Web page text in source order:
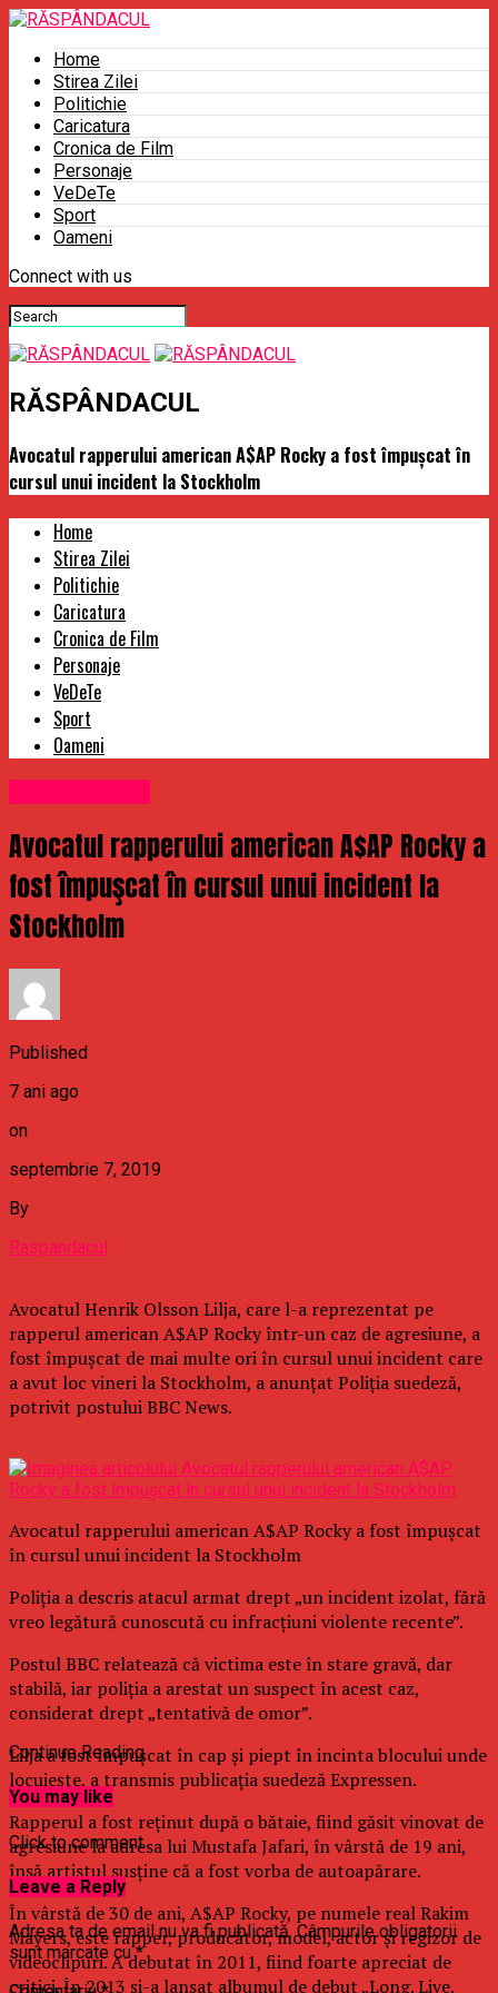
Home
Stirea Zilei
Politichie
Caricatura
Cronica de Film
Personaje
VeDeTe
Sport
Oameni
Connect with us
RĂSPÂNDACUL
Avocatul rapperului american A$AP Rocky a fost împuşcat în
cursul unui incident la Stockholm
Home
Stirea Zilei
Politichie
Caricatura
Cronica de Film
Personaje
VeDeTe
Sport
Oameni
Avocatul rapperului american A$AP Rocky a
fost împuşcat în cursul unui incident la
Stockholm
Published
7 ani ago
on
septembrie 7, 2019
By
Raspandacul
Avocatul Henrik Olsson Lilja, care l-a reprezentat pe
rapperul american A$AP Rocky într-un caz de agresiune, a
fost împuşcat de mai multe ori în cursul unui incident care
a avut loc vineri la Stockholm, a anunţat Poliţia suedeză,
potrivit postului BBC News.
Avocatul rapperului american A$AP Rocky a fost împuşcat
în cursul unui incident la Stockholm
Poliţia a descris atacul armat drept „un incident izolat, fără
vreo legătură cunoscută cu infracţiuni violente recente”.
Postul BBC relatează că victima este în stare gravă, dar
stabilă, iar poliţia a arestat un suspect în acest caz,
considerat drept „tentativă de omor”.
Lilja a fost împuşcat în cap şi piept în incinta blocului unde
locuieşte, a transmis publicaţia suedeză Expressen.
Rapperul a fost reţinut după o bătaie, fiind găsit vinovat de
agresiune la adresa lui Mustafa Jafari, în vârstă de 19 ani,
însă artistul susţine că a fost vorba de autoapărare.
În vârstă de 30 de ani, A$AP Rocky, pe numele real Rakim
Mayers, este rapper, producător, model, actor şi regizor de
videoclipuri. A debutat în 2011, fiind foarte apreciat de
critici. În 2013 şi-a lansat albumul de debut „Long. Live.
Continue Reading
You may like
Click to comment
Leave a Reply
Adresa ta de email nu va fi publicată. Câmpurile obligatorii
sunt marcate cu*